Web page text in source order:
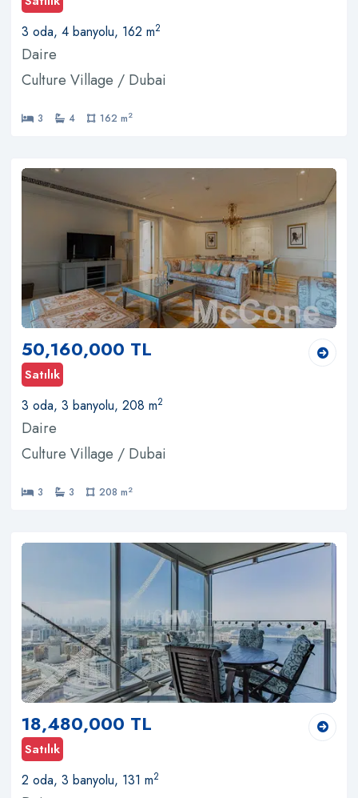
3 oda, 4 banyolu, 162 m2
Daire
Culture Village / Dubai
3 4 162 m2
50,160,000 TL
Satılık
3 oda, 3 banyolu, 208 m2
Daire
Culture Village / Dubai
3 3 208 m2
18,480,000 TL
Satılık
2 oda, 3 banyolu, 131 m2